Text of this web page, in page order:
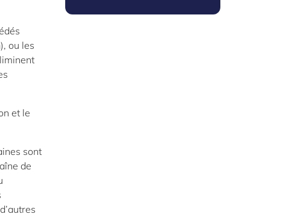
ou les
et le
sont
de